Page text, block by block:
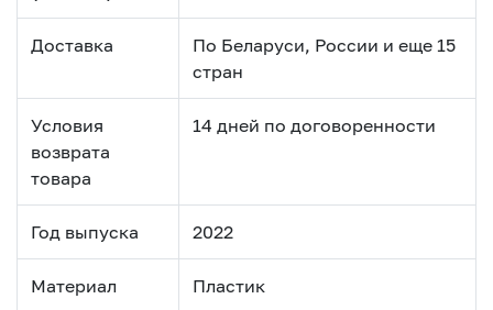
Доставка
По Беларуси, России и еще 15
стран
Условия
возврата
товара
14 дней по договоренности
Год выпуска 2022
Материал Пластик